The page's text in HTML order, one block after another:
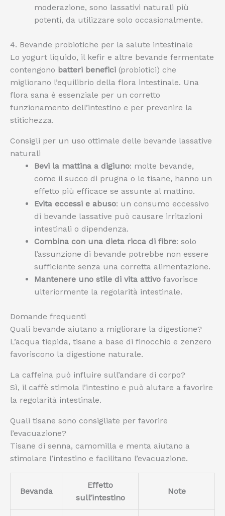
moderazione, sono lassativi naturali più
potenti, da utilizzare solo occasionalmente.
4. Bevande probiotiche per la salute intestinale
Lo yogurt liquido, il kefir e altre bevande fermentate
contengono batteri benefici (probiotici) che
migliorano l’equilibrio della flora intestinale. Una
flora sana è essenziale per un corretto
funzionamento dell’intestino e per prevenire la
stitichezza.
Consigli per un uso ottimale delle bevande lassative
naturali
Bevi la mattina a digiuno: molte bevande,
come il succo di prugna o le tisane, hanno un
effetto più efficace se assunte al mattino.
Evita eccessi e abuso: un consumo eccessivo
di bevande lassative può causare irritazioni
intestinali o dipendenza.
Combina con una dieta ricca di fibre: solo
l’assunzione di bevande potrebbe non essere
sufficiente senza una corretta alimentazione.
Mantenere uno stile di vita attivo favorisce
ulteriormente la regolarità intestinale.
Domande frequenti
Quali bevande aiutano a migliorare la digestione?
L’acqua tiepida, tisane a base di finocchio e zenzero
favoriscono la digestione naturale.
La caffeina può influire sull’andare di corpo?
Sì, il caffè stimola l’intestino e può aiutare a favorire
la regolarità intestinale.
Quali tisane sono consigliate per favorire
l’evacuazione?
Tisane di senna, camomilla e menta aiutano a
stimolare l’intestino e facilitano l’evacuazione.
Bevanda
Effetto
sull’intestino
Note